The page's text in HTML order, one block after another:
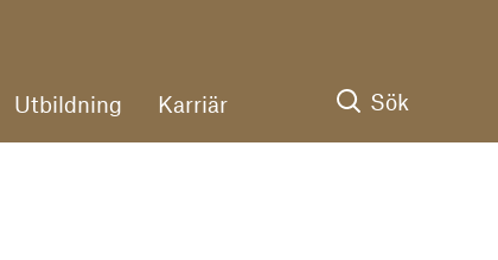
Utbildning Karriär Sök